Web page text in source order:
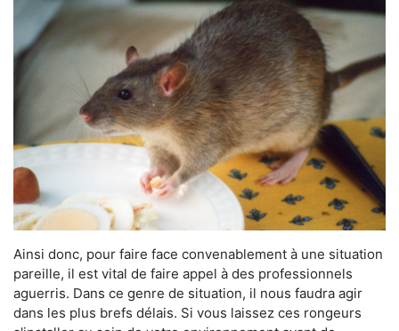
Ainsi donc, pour faire face convenablement à une situation
pareille, il est vital de faire appel à des professionnels
aguerris. Dans ce genre de situation, il nous faudra agir
dans les plus brefs délais. Si vous laissez ces rongeurs